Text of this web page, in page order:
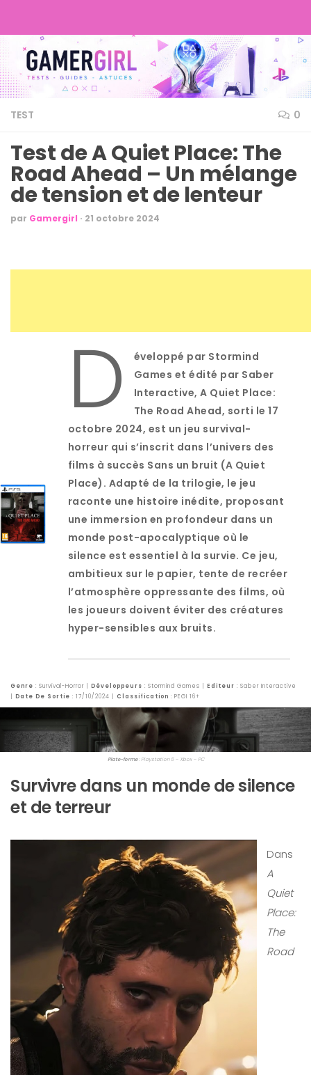
TEST 0
Test de A Quiet Place: The
Road Ahead – Un mélange
de tension et de lenteur
par Gamergirl · 21 octobre 2024
D
éveloppé par Stormind
Games et édité par Saber
Interactive, A Quiet Place:
The Road Ahead, sorti le 17
octobre 2024, est un jeu survival-
horreur qui s’inscrit dans l’univers des
films à succès Sans un bruit (A Quiet
Place). Adapté de la trilogie, le jeu
raconte une histoire inédite, proposant
une immersion en profondeur dans un
monde post-apocalyptique où le
silence est essentiel à la survie. Ce jeu,
ambitieux sur le papier, tente de recréer
l’atmosphère oppressante des films, où
les joueurs doivent éviter des créatures
hyper-sensibles aux bruits.
Genre : Survival-Horror | Développeurs : Stormind Games | Editeur : Saber Interactive
Date De Sortie : 17/10/2024 | Classification : PEGI 16+
Plate-forme: Playstation 5 – Xbox – PC
Survivre dans un monde de silence
et de terreur
Dans
A
Quiet
Place:
The
Road